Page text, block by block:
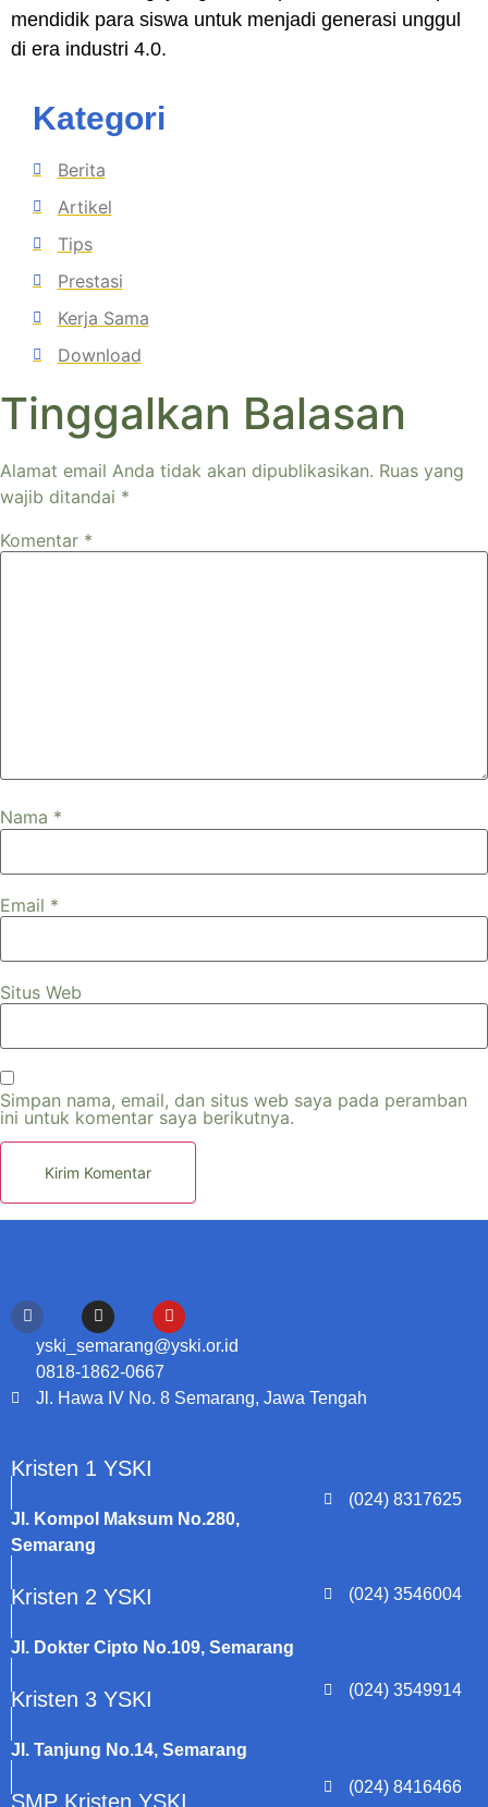
mendidik para siswa untuk menjadi generasi unggul
di era industri 4.0.
Kategori
Berita
Artikel
Tips
Prestasi
Kerja Sama
Download
Tinggalkan Balasan
Alamat email Anda tidak akan dipublikasikan. Ruas yang
wajib ditandai *
Komentar *
Nama *
Email *
Situs Web
Simpan nama, email, dan situs web saya pada peramban
ini untuk komentar saya berikutnya.
yski_semarang@yski.or.id
0818-1862-0667
Jl. Hawa IV No. 8 Semarang, Jawa Tengah
Kristen 1 YSKI
Jl. Kompol Maksum No.280,
Semarang
(024) 8317625
Kristen 2 YSKI
Jl. Dokter Cipto No.109, Semarang
(024) 3546004
Kristen 3 YSKI
Jl. Tanjung No.14, Semarang
(024) 3549914
SMP Kristen YSKI
(024) 8416466